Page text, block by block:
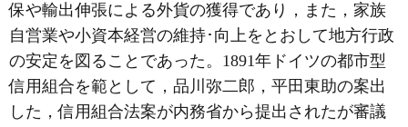
保や輸出伸張による外貨の獲得であり，また，家族
自営業や小資本経営の維持･向上をとおして地方行政
の安定を図ることであった。1891年ドイツの都市型
信用組合を範として，品川弥二郎，平田東助の案出
した，信用組合法案が内務省から提出されたが審議